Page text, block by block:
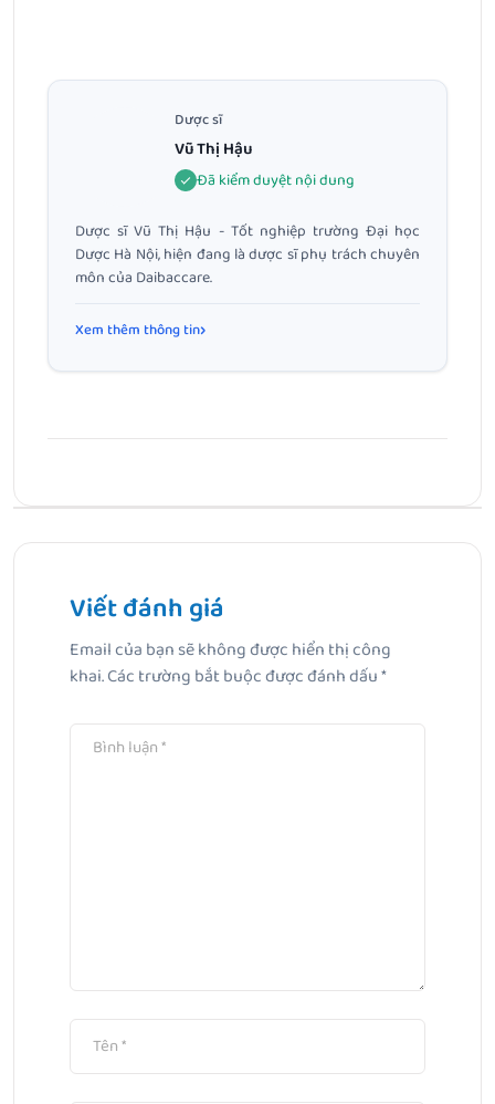
Dược sĩ
Vũ Thị Hậu
Đã kiểm duyệt nội dung
Dược sĩ Vũ Thị Hậu - Tốt nghiệp trường Đại học
Dược Hà Nội, hiện đang là dược sĩ phụ trách chuyên
môn của Daibaccare.
Xem thêm thông tin
Trẻ bị viêm da cơ địa tắm lá gì? Hướng dẫn dịu nhẹ cho
Bài Tiếp Theo
Tắm lá ngũ trảo: Phương pháp chăm sóc sức khỏe từ
Viết đánh giá
Email của bạn sẽ không được hiển thị công
khai.Các trường bắt buộc được đánh dấu*